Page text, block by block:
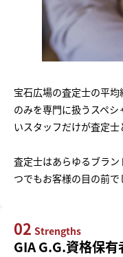
宝石広場の査定士の平
のみを専門に扱うスペ
いスタッフだけが査定士
査定士はあらゆるブラ
つでもお客様の目の前で
02 Strengths
GIA G.G.資格保